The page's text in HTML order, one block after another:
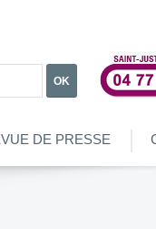
OK
DE PRESSE